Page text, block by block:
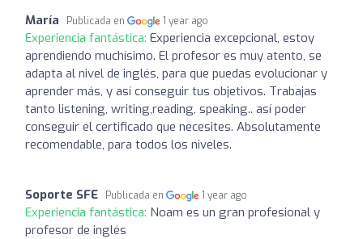
María Publicada en 1 year ago
Experiencia fantástica: Experiencia excepcional, estoy
aprendiendo muchísimo. El profesor es muy atento, se
adapta al nivel de inglés, para que puedas evolucionar y
aprender más, y así conseguir tus objetivos. Trabajas
tanto listening, writing,reading, speaking.. así poder
conseguir el certificado que necesites. Absolutamente
recomendable, para todos los niveles.
Soporte SFE Publicada en 1 year ago
Experiencia fantástica: Noam es un gran profesional y
profesor de inglés